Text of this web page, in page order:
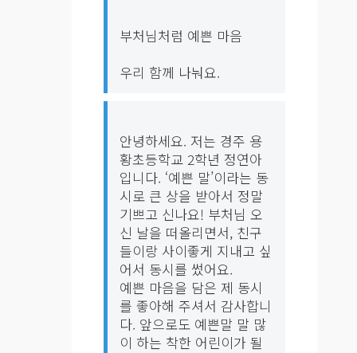
부처님처럼 예쁜 마음
안녕하세요. 저는 경주 용
황초등학교 2학년 정연아
입니다. ‘예쁜 말’이라는 동
시로 큰 상을 받아서 정말
기쁘고 신나요! 부처님 오
신 날을 떠올리면서, 친구
들이랑 사이좋게 지내고 싶
어서 동시를 썼어요.
예쁜 마음을 담은 제 동시
를 좋아해 주셔서 감사합니
다. 앞으로도 예쁜말 말 많
이 하는 착한 어린이가 될